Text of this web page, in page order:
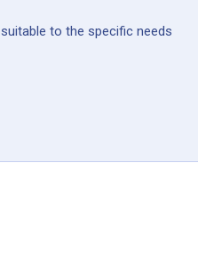
to the specific needs